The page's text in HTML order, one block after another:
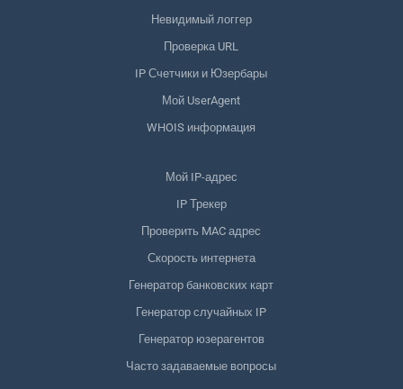
Невидимый логгер
Проверка URL
IP Счетчики и Юзербары
Мой UserAgent
WHOIS информация
Мой IP-адрес
IP Трекер
Проверить MAC адрес
Скорость интернета
Генератор банковских карт
Генератор случайных IP
Генератор юзерагентов
Часто задаваемые вопросы